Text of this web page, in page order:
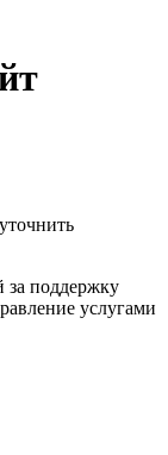
за поддержку
услугами